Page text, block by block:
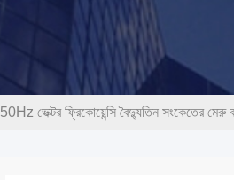
50Hz ভেক্টর ফ্রিকোয়েন্সি বৈদ্যুতিন সংকেতের